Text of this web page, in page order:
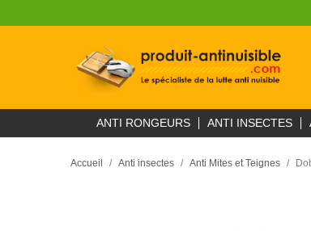
ANTI RONGEURS ANTI INSECTES
Accueil Anti insectes Anti Mites et Teignes